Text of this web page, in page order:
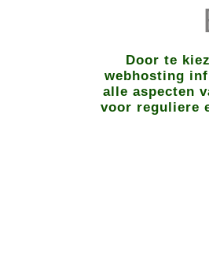
Door te
webhosting
alle aspecten
voor reguliere